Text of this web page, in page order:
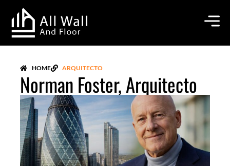
contenido
HOME ARQUITECTO
Norman Foster, Arquitecto